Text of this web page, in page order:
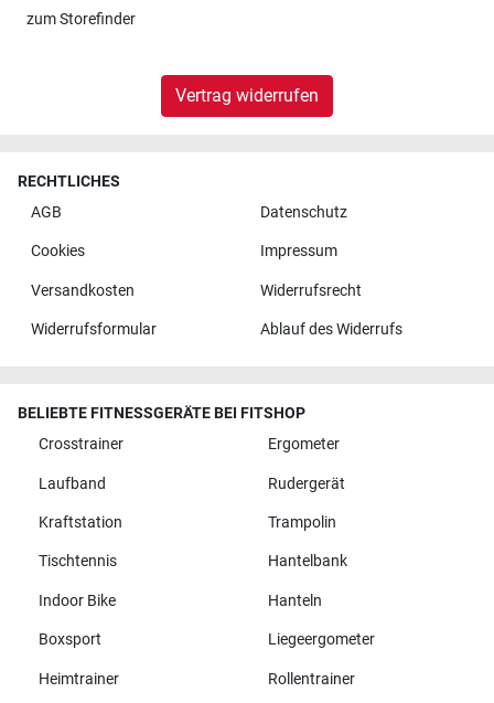
zumStorefinder
Vertrag widerrufen
RECHTLICHES
AGB
Datenschutz
Cookies Impressum
Versandkosten Widerrufsrecht
Widerrufsformular Ablauf des Widerrufs
BELIEBTE FITNESSGERÄTE BEI FITSHOP
Crosstrainer
Ergometer
Laufband Rudergerät
Kraftstation Trampolin
Tischtennis Hantelbank
Indoor Bike Hanteln
Boxsport Liegeergometer
Heimtrainer Rollentrainer